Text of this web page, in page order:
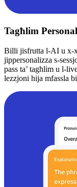
Tagħlim
Billi jisfrutta l-AI u x-
jippersonalizza s-
pass ta’ tagħlim u l-
lezzjoni hija mfassla